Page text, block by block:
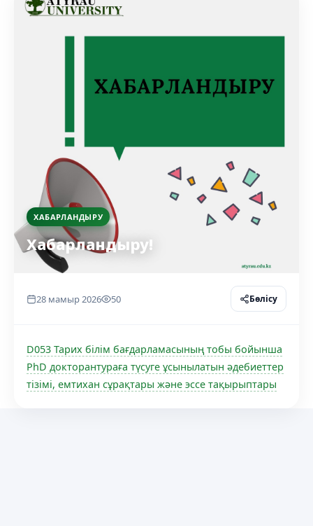
ХАБАРЛАНДЫРУ
Хабарландыру!
28 мамыр 2026 50 Бөлісу
D053 Тарих білім бағдарламасының тобы бойынша
PhD докторантураға түсуге ұсынылатын әдебиеттер
тізімі, емтихан сұрақтары және эссе тақырыптары